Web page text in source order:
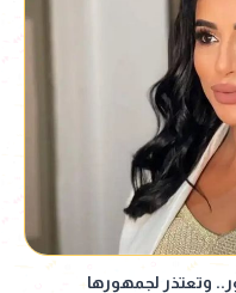
وتعتذر لجمهورها